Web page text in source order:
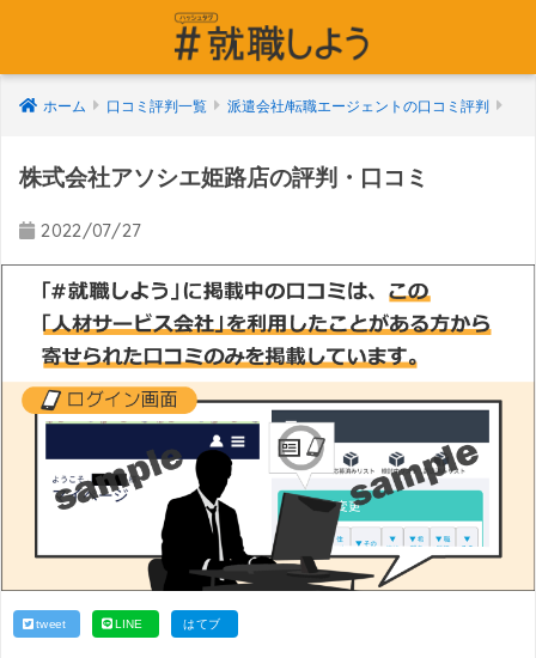
ホーム 口コミ評判一覧 派遣会社/転職エージェントの口コミ評判
株式会社アソシエ姫路店の評判・口コミ
2022/07/27
tweet LINE はてブ